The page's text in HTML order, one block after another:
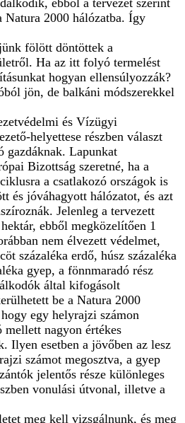
Natura 2000 hálózatba. Így
fölött döntöttek a
Ha az itt folyó termelést
hogyan ellensúlyozzák?
jön, de balkáni módszerekkel
és Vízügyi
helyettese részben választ
gazdáknak. Lapunkat
Bizottság szeretné, ha a
a csatlakozó országok is
és jóváhagyott hálózatot, és azt
Jelenleg a tervezett
ebből megközelítően 1
nem élvezett védelmet,
százaléka erdő, húsz százaléka
gyep, a fönnmaradó rész
által kifogásolt
be a Natura 2000
egy helyrajzi számon
mellett nagyon értékes
Ilyen esetben a jövőben az lesz
számot megosztva, a gyep
jelentős része különleges
vonulási útvonal, illetve a
meg kell vizsgálnunk, és meg